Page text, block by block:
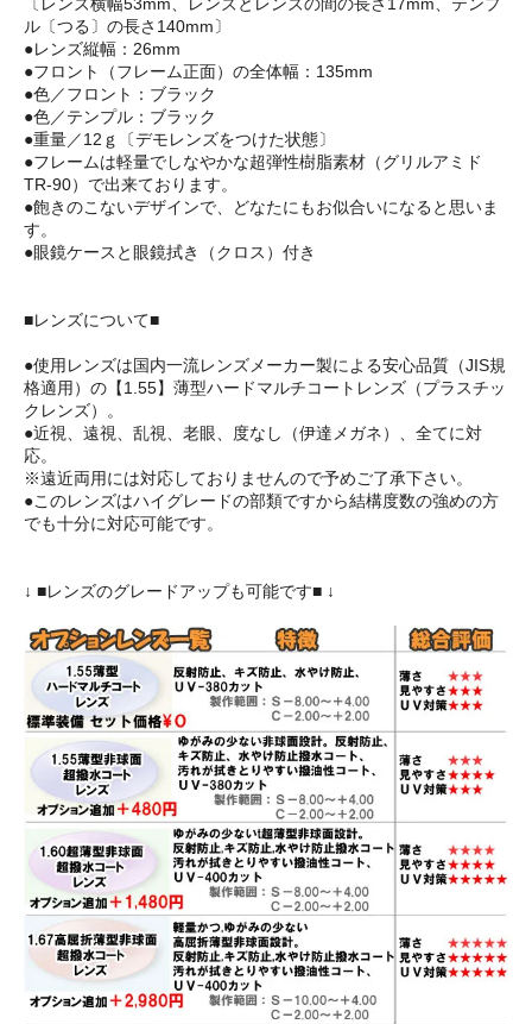
〔レンズ横幅53mm、レンズとレンズの間の長さ17mm、テンプ
ル〔つる〕の長さ140mm〕
●レンズ縦幅：26mm
●フロント（フレーム正面）の全体幅：135mm
●色／フロント：ブラック
●色／テンプル：ブラック
●重量／12ｇ〔デモレンズをつけた状態〕
●フレームは軽量でしなやかな超弾性樹脂素材（グリルアミド
TR-90）で出来ております。
●飽きのこないデザインで、どなたにもお似合いになると思いま
す。
●眼鏡ケースと眼鏡拭き（クロス）付き
■レンズについて■
●使用レンズは国内一流レンズメーカー製による安心品質（JIS規
格適用）の【1.55】薄型ハードマルチコートレンズ（プラスチッ
クレンズ）。
●近視、遠視、乱視、老眼、度なし（伊達メガネ）、全てに対
応。
※遠近両用には対応しておりませんので予めご了承下さい。
●このレンズはハイグレードの部類ですから結構度数の強めの方
でも十分に対応可能です。
↓ ■レンズのグレードアップも可能です■ ↓